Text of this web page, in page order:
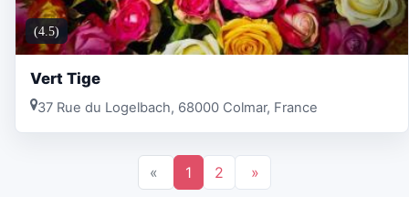
(4.5)
Vert Tige
37 Rue du Logelbach, 68000 Colmar, France
« 1 2 »